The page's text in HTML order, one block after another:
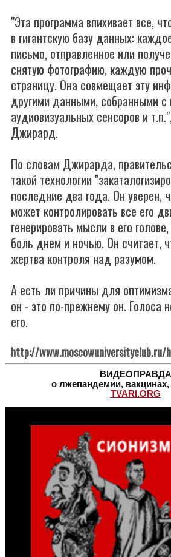
"Эта программа впихивает все,
в гигантскую базу данных:
письмо, отправленное или
снятую фотографию, каждую
страницу. Она совмещает эту
другими данными, собранными
аудиовизуальных сенсоров и
Джирард.
По словам Джирарда,
такой технологии
последние два года. Он уверен,
может контролировать все его
генерировать мысли в его
боль днем и ночью. Он считает,
жертва контроля над разумом.
А есть ли причины для
он - это по-прежнему он. Голоса
его.
http://www.moscowuniversityclub.ru/
ВИДЕОПРАВДА
о лжепандемии, вакцинах,
TVARI.ORG